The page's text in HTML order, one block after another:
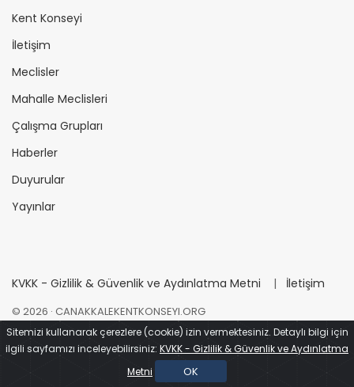
Kent Konseyi
İletişim
Meclisler
Mahalle Meclisleri
Çalışma Grupları
Haberler
Duyurular
Yayınlar
KVKK - Gizlilik & Güvenlik ve Aydınlatma Metni | İletişim
© 2026 · CANAKKALEKENTKONSEYI.ORG
Tasarım - KodlamaÇanakkale İçinde
Sitemizi kullanarak çerezlere (cookie) izin vermektesiniz. Detaylı bilgi için
ilgili sayfamızı inceleyebilirsiniz: KVKK - Gizlilik & Güvenlik ve Aydınlatma
Metni
OK